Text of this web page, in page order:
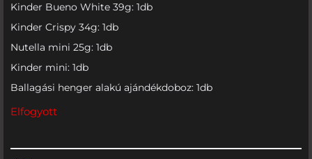
Kinder Bueno White 39g: 1db
Kinder Crispy 34g: 1db
Nutella mini 25g: 1db
Kinder mini: 1db
Ballagási henger alakú ajándékdoboz: 1db
Elfogyott